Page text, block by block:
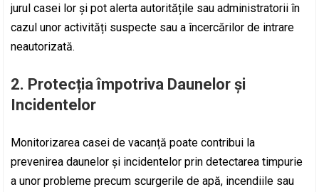
jurul casei lor și pot alerta autoritățile sau administratorii în
cazul unor activități suspecte sau a încercărilor de intrare
neautorizată.
2. Protecția împotriva Daunelor și
Incidentelor
Monitorizarea casei de vacanță poate contribui la
prevenirea daunelor și incidentelor prin detectarea timpurie
a unor probleme precum scurgerile de apă, incendiile sau